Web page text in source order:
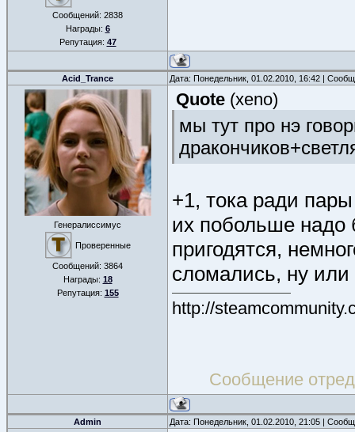
Сообщений: 2838
Награды: 6
Репутация: 47
Acid_Trance Дата: Понедельник, 01.02.2010, 16:42 |
Генералиссимус
Проверенные
Сообщений: 3864
Награды: 18
Репутация: 155
Quote (xeno)
мы тут про нэ
+1, тока ради
их побольше
пригодятся,
сломались, ну
http://
Сообщение
Admin Дата: Понедельник, 01.02.2010, 21:05 |